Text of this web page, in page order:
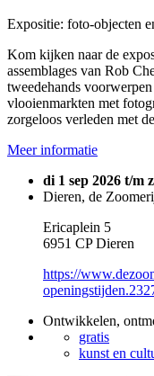
Expositie: foto-objecten
Kom kijken naar de
assemblages van Rob
tweedehands
vlooienmarkten met
zorgeloos verleden met
Meer informatie
di 1 sep 2026 t/m
Dieren, de
Ericaplein 5
6951 CP Dieren
https://
Ontwikkelen,
gratis
kunst en